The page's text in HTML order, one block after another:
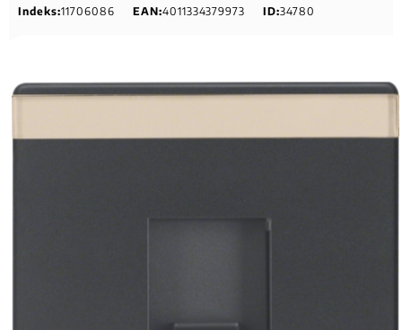
Indeks:11706086 EAN:4011334379973 ID:34780